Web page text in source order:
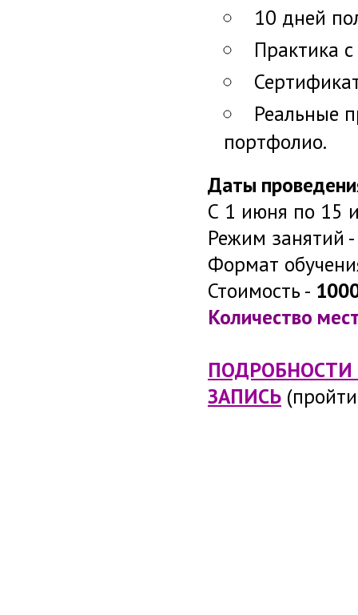
10 дней
Практика
Реальные
портфолио.
Даты
С 1 июня по 15
Режим занятий
Формат
Стоимость -
Количество
ПОДРОБНОСТИ
ЗАПИСЬ